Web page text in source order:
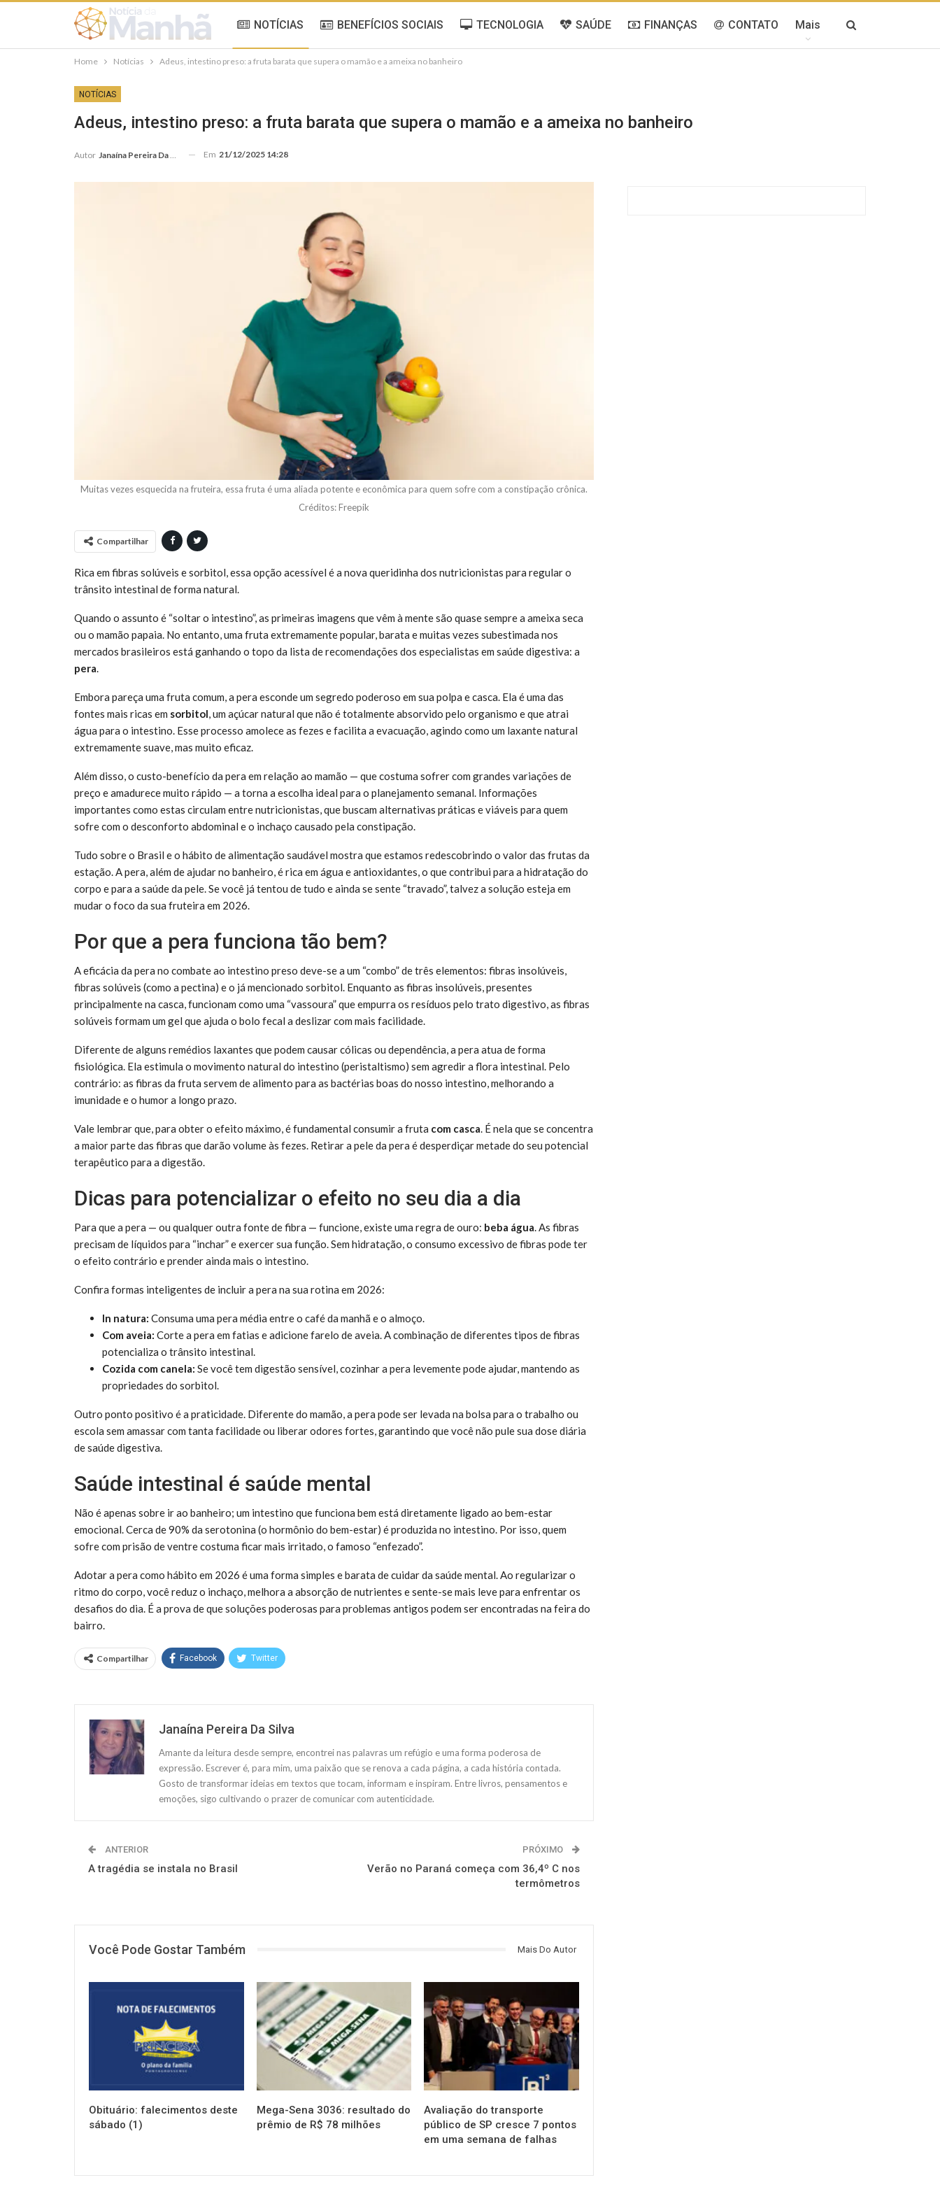
NOTÍCIAS BENEFÍCIOS SOCIAIS TECNOLOGIA SAÚDE FINANÇAS CONTATO Mais
Home Notícias Adeus, intestino preso: a fruta barata que supera o mamão e a ameixa no banheiro
NOTÍCIAS
Adeus, intestino preso: a fruta barata que supera o mamão e a ameixa no banheiro
Autor Janaína Pereira Da Silva Em 21/12/2025 14:28
Muitas vezes esquecida na fruteira, essa fruta é uma aliada potente e econômica para quem sofre com a constipação crônica.
Créditos: Freepik
Compartilhar
Rica em fibras solúveis e sorbitol, essa opção acessível é a nova queridinha dos nutricionistas para regular o
trânsito intestinal de forma natural.
Quando o assunto é “soltar o intestino”, as primeiras imagens que vêm à mente são quase sempre a ameixa seca
ou o mamão papaia. No entanto, uma fruta extremamente popular, barata e muitas vezes subestimada nos
mercados brasileiros está ganhando o topo da lista de recomendações dos especialistas em saúde digestiva: a
pera.
Embora pareça uma fruta comum, a pera esconde um segredo poderoso em sua polpa e casca. Ela é uma das
fontes mais ricas em sorbitol, um açúcar natural que não é totalmente absorvido pelo organismo e que atrai
água para o intestino. Esse processo amolece as fezes e facilita a evacuação, agindo como um laxante natural
extremamente suave, mas muito eficaz.
Além disso, o custo-benefício da pera em relação ao mamão — que costuma sofrer com grandes variações de
preço e amadurece muito rápido — a torna a escolha ideal para o planejamento semanal. Informações
importantes como estas circulam entre nutricionistas, que buscam alternativas práticas e viáveis para quem
sofre com o desconforto abdominal e o inchaço causado pela constipação.
Tudo sobre o Brasil e o hábito de alimentação saudável mostra que estamos redescobrindo o valor das frutas da
estação. A pera, além de ajudar no banheiro, é rica em água e antioxidantes, o que contribui para a hidratação do
corpo e para a saúde da pele. Se você já tentou de tudo e ainda se sente “travado”, talvez a solução esteja em
mudar o foco da sua fruteira em 2026.
Por que a pera funciona tão bem?
A eficácia da pera no combate ao intestino preso deve-se a um “combo” de três elementos: fibras insolúveis,
fibras solúveis (como a pectina) e o já mencionado sorbitol. Enquanto as fibras insolúveis, presentes
principalmente na casca, funcionam como uma “vassoura” que empurra os resíduos pelo trato digestivo, as fibras
solúveis formam um gel que ajuda o bolo fecal a deslizar com mais facilidade.
Diferente de alguns remédios laxantes que podem causar cólicas ou dependência, a pera atua de forma
fisiológica. Ela estimula o movimento natural do intestino (peristaltismo) sem agredir a flora intestinal. Pelo
contrário: as fibras da fruta servem de alimento para as bactérias boas do nosso intestino, melhorando a
imunidade e o humor a longo prazo.
Vale lembrar que, para obter o efeito máximo, é fundamental consumir a fruta com casca. É nela que se concentra
a maior parte das fibras que darão volume às fezes. Retirar a pele da pera é desperdiçar metade do seu potencial
terapêutico para a digestão.
Dicas para potencializar o efeito no seu dia a dia
Para que a pera — ou qualquer outra fonte de fibra — funcione, existe uma regra de ouro: beba água. As fibras
precisam de líquidos para “inchar” e exercer sua função. Sem hidratação, o consumo excessivo de fibras pode ter
o efeito contrário e prender ainda mais o intestino.
Confira formas inteligentes de incluir a pera na sua rotina em 2026:
In natura: Consuma uma pera média entre o café da manhã e o almoço.
Com aveia: Corte a pera em fatias e adicione farelo de aveia. A combinação de diferentes tipos de fibras
potencializa o trânsito intestinal.
Cozida com canela: Se você tem digestão sensível, cozinhar a pera levemente pode ajudar, mantendo as
propriedades do sorbitol.
Outro ponto positivo é a praticidade. Diferente do mamão, a pera pode ser levada na bolsa para o trabalho ou
escola sem amassar com tanta facilidade ou liberar odores fortes, garantindo que você não pule sua dose diária
de saúde digestiva.
Saúde intestinal é saúde mental
Não é apenas sobre ir ao banheiro; um intestino que funciona bem está diretamente ligado ao bem-estar
emocional. Cerca de 90% da serotonina (o hormônio do bem-estar) é produzida no intestino. Por isso, quem
sofre com prisão de ventre costuma ficar mais irritado, o famoso “enfezado”.
Adotar a pera como hábito em 2026 é uma forma simples e barata de cuidar da saúde mental. Ao regularizar o
ritmo do corpo, você reduz o inchaço, melhora a absorção de nutrientes e sente-se mais leve para enfrentar os
desafios do dia. É a prova de que soluções poderosas para problemas antigos podem ser encontradas na feira do
bairro.
Compartilhar Facebook Twitter
Janaína Pereira Da Silva
Amante da leitura desde sempre, encontrei nas palavras um refúgio e uma forma poderosa de
expressão. Escrever é, para mim, uma paixão que se renova a cada página, a cada história contada.
Gosto de transformar ideias em textos que tocam, informam e inspiram. Entre livros, pensamentos e
emoções, sigo cultivando o prazer de comunicar com autenticidade.
ANTERIOR
A tragédia se instala no Brasil
PRÓXIMO
Verão no Paraná começa com 36,4º C nos
termômetros
Você Pode Gostar Também Mais Do Autor
Obituário: falecimentos deste
sábado (1)
NOTÍCIAS
Mega-Sena 3036: resultado do
prêmio de R$ 78 milhões
Avaliação do transporte
público de SP cresce 7 pontos
em uma semana de falhas